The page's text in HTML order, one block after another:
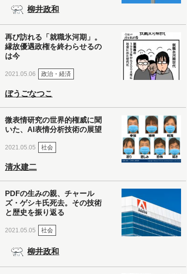
柳井政和
再び訪れる「就職氷河期」。
縁故優遇政権を終わらせるの
は今
2021.05.06 政治・経済
ぼうごなつこ
微表情研究の世界的権威に聞
いた、AI表情分析技術の展望
2021.05.05 社会
清水建二
PDFの生みの親、チャール
ズ・ゲシキ氏死去。その技術
と歴史を振り返る
2021.05.05 社会
柳井政和